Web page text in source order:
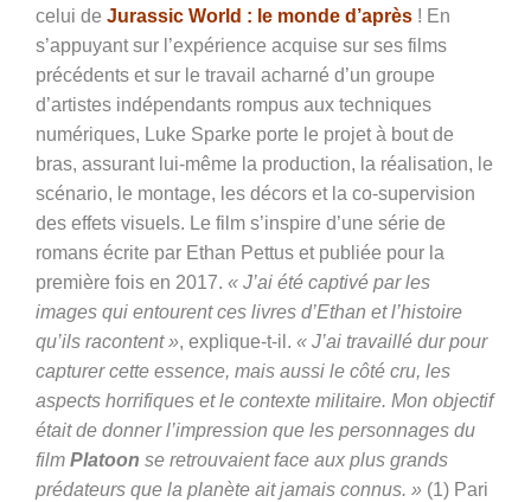
celui de Jurassic World : le monde d’après ! En
s’appuyant sur l’expérience acquise sur ses films
précédents et sur le travail acharné d’un groupe
d’artistes indépendants rompus aux techniques
numériques, Luke Sparke porte le projet à bout de
bras, assurant lui-même la production, la réalisation, le
scénario, le montage, les décors et la co-supervision
des effets visuels. Le film s’inspire d’une série de
romans écrite par Ethan Pettus et publiée pour la
première fois en 2017. « J’ai été captivé par les
images qui entourent ces livres d’Ethan et l’histoire
qu’ils racontent », explique-t-il. « J’ai travaillé dur pour
capturer cette essence, mais aussi le côté cru, les
aspects horrifiques et le contexte militaire. Mon objectif
était de donner l’impression que les personnages du
film Platoon se retrouvaient face aux plus grands
prédateurs que la planète ait jamais connus. » (1) Pari